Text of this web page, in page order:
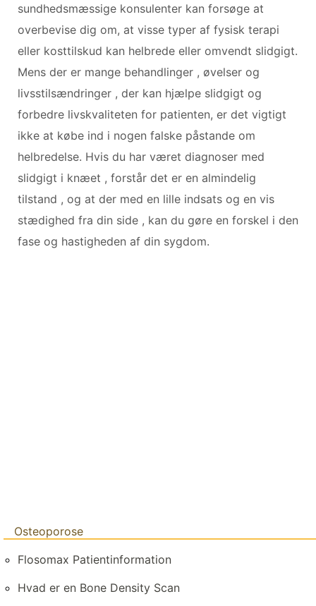
sundhedsmæssige konsulenter kan forsøge at
overbevise dig om, at visse typer af fysisk terapi
eller kosttilskud kan helbrede eller omvendt slidgigt.
Mens der er mange behandlinger , øvelser og
livsstilsændringer , der kan hjælpe slidgigt og
forbedre livskvaliteten for patienten, er det vigtigt
ikke at købe ind i nogen falske påstande om
helbredelse. Hvis du har været diagnoser med
slidgigt i knæet , forstår det er en almindelig
tilstand , og at der med en lille indsats og en vis
stædighed fra din side , kan du gøre en forskel i den
fase og hastigheden af ​​din sygdom.
Osteoporose
Flosomax Patientinformation
Hvad er en Bone Density Scan